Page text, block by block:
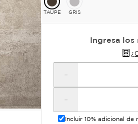
TAUPE GRIS
Ingresa los
-
-
Incluir 10% adicional